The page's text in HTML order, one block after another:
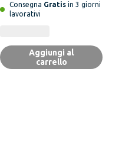
Consegna Gratis in 3 giorni
lavorativi
Aggiungi al
carrello